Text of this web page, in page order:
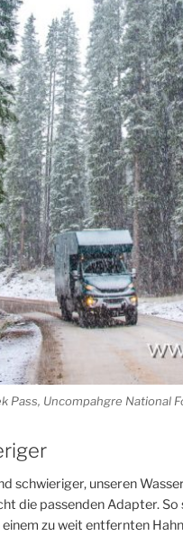
Pass, Uncompahgre National
schwieriger, unseren
die passenden Adapter.
zu weit entfernten